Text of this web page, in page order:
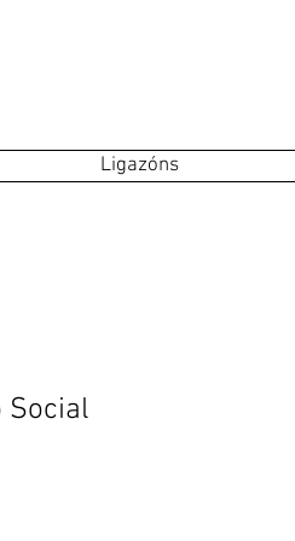
Ligazóns
Social